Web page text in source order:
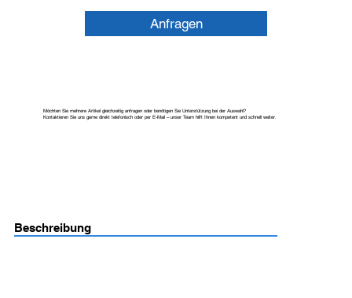
Anfragen
Möchten Sie mehrere Artikel gleichzeitig anfragen oder benötigen Sie Unterstützung bei der Auswahl?
Kontaktieren Sie uns gerne direkt telefonisch oder per E-Mail – unser Team hilft Ihnen kompetent und schnell weiter.
Beschreibung